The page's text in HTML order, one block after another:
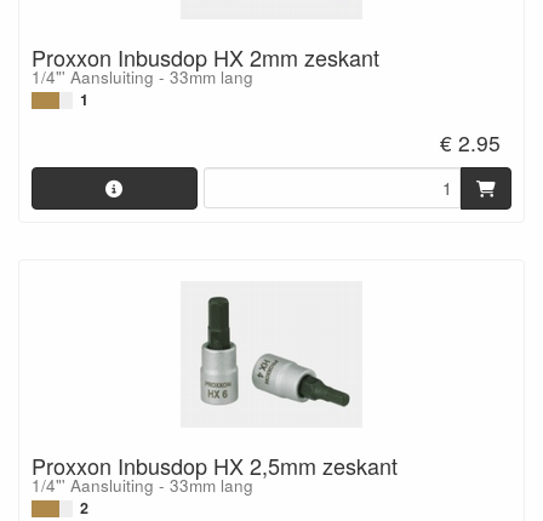
Proxxon Inbusdop HX 2mm zeskant
1/4"' Aansluiting - 33mm lang
1
€ 2.95
Proxxon Inbusdop HX 2,5mm zeskant
1/4"' Aansluiting - 33mm lang
2